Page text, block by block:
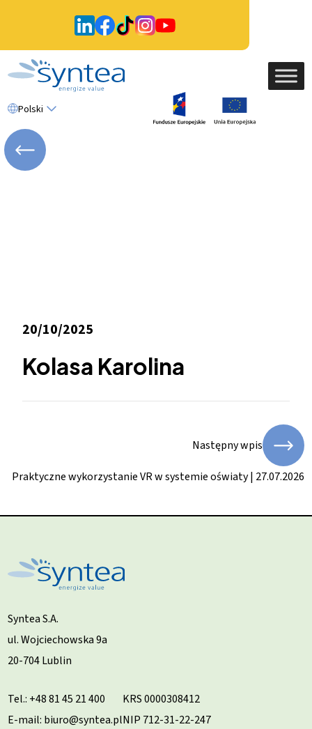
Polski
20/10/2025
Kolasa Karolina
Następny wpis
Praktyczne wykorzystanie VR w systemie oświaty | 27.07.2026
Syntea S.A.
ul. Wojciechowska 9a
20-704 Lublin
Tel.: +48 81 45 21 400
E-mail: biuro@syntea.pl
KRS 0000308412
NIP 712-31-22-247